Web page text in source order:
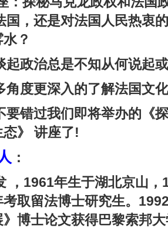
国，还是对法国人民热衷
？
起政治总是不知从何说起
角度更深入的了解法国文
要错过我们即将举办的 《
》 讲座了!
：
，1961年生于湖北京山
取留法博士研究生。
博士论文获得巴黎索邦